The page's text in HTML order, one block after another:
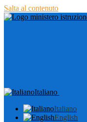
Salta al contenuto
Italiano
Italiano
English